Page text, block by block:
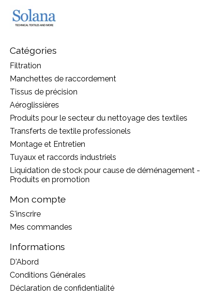
Catégories
Filtration
Manchettes de raccordement
Tissus de précision
Aéroglissières
Produits pour le secteur du nettoyage des textiles
Transferts de textile professionels
Montage et Entretien
Tuyaux et raccords industriels
Liquidation de stock pour cause de déménagement -
Produits en promotion
Mon compte
S'inscrire
Mes commandes
Informations
D'Abord
Conditions Générales
Déclaration de confidentialité